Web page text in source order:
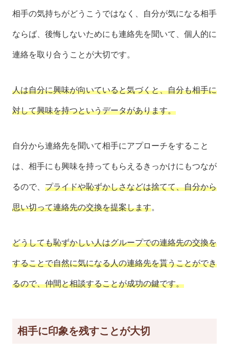
相手の気持ちがどうこうではなく、自分が気になる相手
ならば、後悔しないためにも連絡先を聞いて、個人的に
連絡を取り合うことが大切です。
人は自分に興味が向いていると気づくと、自分も相手に
対して興味を持つというデータがあります。
自分から連絡先を聞いて相手にアプローチをすること
は、相手にも興味を持ってもらえるきっかけにもつなが
るので、 プライドや恥ずかしさなどは捨てて、自分から
思い切って連絡先の交換を提案します。
どうしても恥ずかしい人はグループでの連絡先の交換を
することで自然に気になる人の連絡先を貰うことができ
るので、仲間と相談することが成功の鍵です。
相手に印象を残すことが大切